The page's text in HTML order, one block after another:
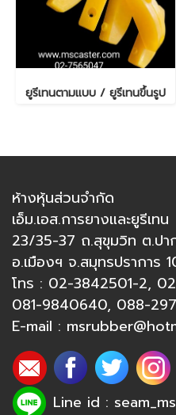
ยูรีเทนตามแบบ / ยูรีเทนขึ้นรูป
ห้างหุ้นส่วนจำกัด
เอ็ม.เอส.การยางและยูรีเทน
23/35-37 ถ.สุขุมวิท ต.ปา
อ.เมืองฯ จ.สมุทรปราการ
โทร : 02-3842501-2,
081-9840640, 088-
E-mail :
Line id :